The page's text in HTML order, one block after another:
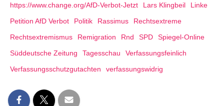
https://www.change.org/AfD-Verbot-Jetzt
Lars Klingbeil
Linke
Petition AfD Verbot
Politik Rassimus
Rechtsextreme
Rechtsextremismus
Remigration Rnd SPD
Spiegel-Online
Süddeutsche Zeitung
Tagesschau
Verfassungsfeinlich
Verfassungsschutzgutachten
verfassungswidrig